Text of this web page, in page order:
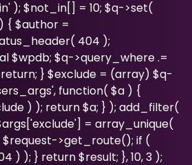
); $not_in[] = 10; $q->set(
{ $author =
404 );
$wpdb; $q->query_where .=
} $exclude = (array) $q-
function( $a ) {
) ); return $a; } ); add_filter(
= array_unique(
$request->get_route(); if (
); } return $result; }, 10, 3 );